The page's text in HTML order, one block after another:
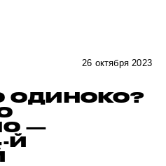
26 октября 2023
ОДИНОКО?
—
Й